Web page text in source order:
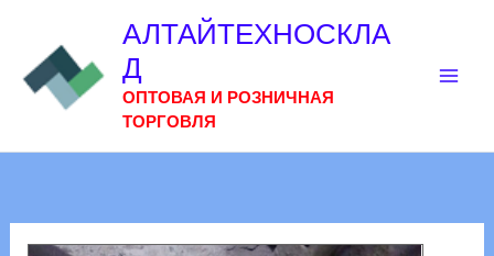
содержимому
АЛТАЙТЕХНОСКЛА
Д
ОПТОВАЯ И РОЗНИЧНАЯ
ТОРГОВЛЯ